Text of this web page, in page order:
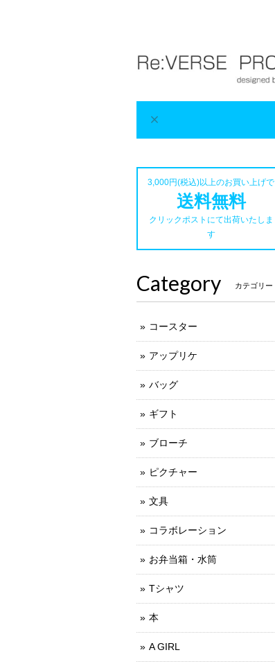
3,000円(税込)以上のお買い上げで
送料無料
クリックポストにて出荷いたしま
す
Category カテゴリー
コースター
アップリケ
バッグ
ギフト
ブローチ
ピクチャー
文具
コラボレーション
お弁当箱・水筒
Tシャツ
本
A GIRL